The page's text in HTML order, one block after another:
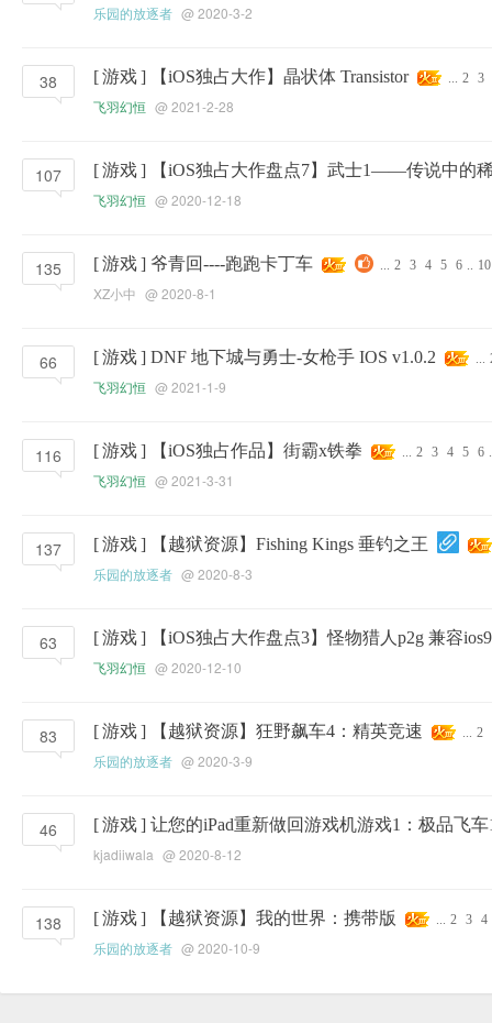
乐园的放逐者 @ 2020-3-2
38 [游戏] 【iOS独占大作】晶状体 Transistor ... 2 3
飞羽幻恒 @ 2021-2-28
107 [游戏]
【iOS独占大作盘点7】武士1——传说中的
飞羽幻恒 @ 2020-12-18
135 [游戏] 爷青回----跑跑卡丁车 ... 2 3 4 5 6 .. 10
XZ小中 @ 2020-8-1
66 [游戏] DNF 地下城与勇士-女枪手 IOS v1.0.2 ...
飞羽幻恒 @ 2021-1-9
116 [游戏] 【iOS独占作品】街霸x铁拳 ... 2 3 4 5 6
飞羽幻恒 @ 2021-3-31
137 [游戏]
【越狱资源】Fishing Kings 垂钓之王
乐园的放逐者 @ 2020-8-3
63 [游戏]
【iOS独占大作盘点3】怪物猎人p2g 兼容
飞羽幻恒 @ 2020-12-10
83 [游戏] 【越狱资源】狂野飙车4：精英竞速 ... 2
乐园的放逐者 @ 2020-3-9
46 [游戏] 让您的iPad重新做回游戏机游戏1：极品飞
kjadiiwala @ 2020-8-12
138 [游戏] 【越狱资源】我的世界：携带版 ... 2 3 4
乐园的放逐者 @ 2020-10-9